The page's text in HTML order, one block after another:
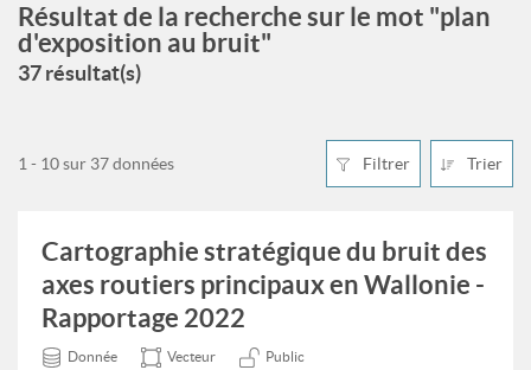
Résultat de la recherche sur le mot "plan
d'exposition au bruit"
37 résultat(s)
Filtrer Trier
1 - 10 sur 37 données
Cartographie stratégique du bruit des
axes routiers principaux en Wallonie -
Rapportage 2022
Donnée Vecteur Public